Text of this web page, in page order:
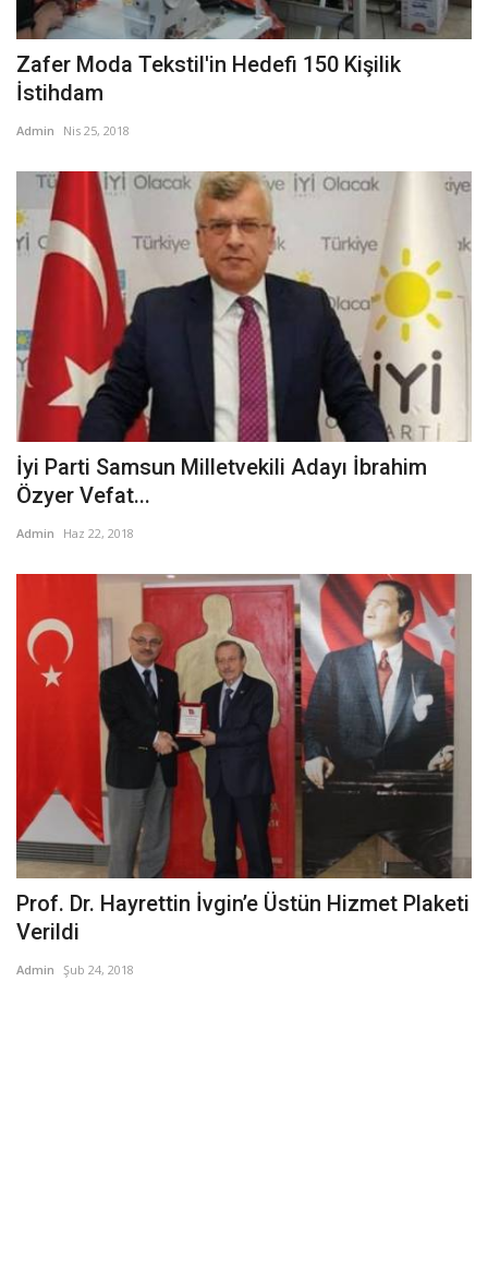
Zafer Moda Tekstil'in Hedefi 150 Kişilik
İstihdam
Admin Nis 25, 2018
İyi Parti Samsun Milletvekili Adayı İbrahim
Özyer Vefat...
Admin Haz 22, 2018
Prof. Dr. Hayrettin İvgin’e Üstün Hizmet Plaketi
Verildi
Admin Şub 24, 2018